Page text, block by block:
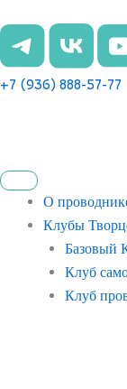
к
содержимому
+7 (936) 888-57-77
О
Клубы
Базовый
Клуб
Клуб